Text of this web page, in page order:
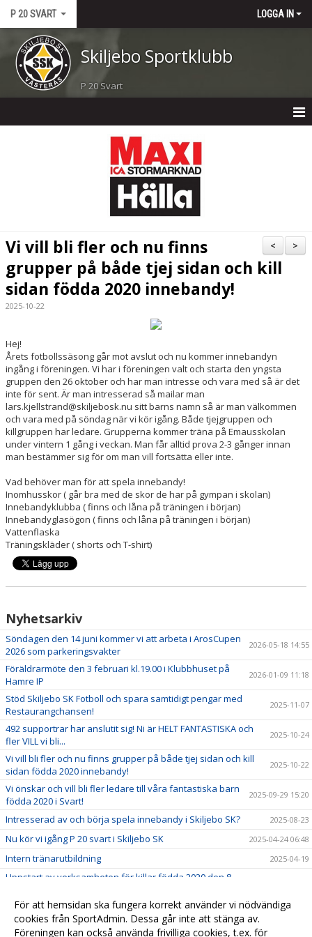
P 20 SVART LOGGA IN
Skiljebo Sportklubb
P 20 Svart
BILDGALLERI
KONTAKT
>
<
Vi vill bli fler och nu finns
grupper på både tjej sidan och kill
sidan födda 2020 innebandy!
2025-10-22
Hej!
Årets fotbollssäsong går mot avslut och nu kommer innebandyn
ingång i föreningen. Vi har i föreningen valt och starta den yngsta
gruppen den 26 oktober och har man intresse och vara med så är det
inte för sent. Är man intresserad så mailar man
lars.kjellstrand@skiljebosk.nu sitt barns namn så är man välkommen
och vara med på söndag när vi kör igång. Både tjejgruppen och
killgruppen har ledare. Grupperna kommer träna på Emausskolan
under vintern 1 gång i veckan. Man får alltid prova 2-3 gånger innan
man bestämmer sig för om man vill fortsätta eller inte.
Vad behöver man för att spela innebandy!
Inomhusskor ( går bra med de skor de har på gympan i skolan)
Innebandyklubba ( finns och låna på träningen i början)
Innebandyglasögon ( finns och låna på träningen i början)
Vattenflaska
Träningskläder ( shorts och T-shirt)
Nyhetsarkiv
Söndagen den 14 juni kommer vi att arbeta i ArosCupen
2026 som parkeringsvakter
2026-05-18 14:55
Föräldrarmöte den 3 februari kl.19.00 i Klubbhuset på
Hamre IP
2026-01-09 11:18
Stöd Skiljebo SK Fotboll och spara samtidigt pengar med
Restaurangchansen!
2025-11-07
492 supportrar har anslutit sig! Ni är HELT FANTASTISKA och
fler VILL vi bli...
2025-10-24
Vi vill bli fler och nu finns grupper på både tjej sidan och kill
sidan födda 2020 innebandy!
2025-10-22
Vi önskar och vill bli fler ledare till våra fantastiska barn
födda 2020 i Svart!
2025-09-29 15:20
Intresserad av och börja spela innebandy i Skiljebo SK? 2025-08-23
Nu kör vi igång P 20 svart i Skiljebo SK 2025-04-24 06:48
Intern tränarutbildning 2025-04-19
Uppstart av verksamheten för killar födda 2020 den 8
25 % på fotbollsskor och var med och stöd Skiljebo SK i
samarbete med Stadium!
2025-03-14
För att hemsidan ska fungera korrekt använder vi nödvändiga
cookies från SportAdmin. Dessa går inte att stänga av.
Föreningen kan också använda frivilliga cookies, t.ex. för